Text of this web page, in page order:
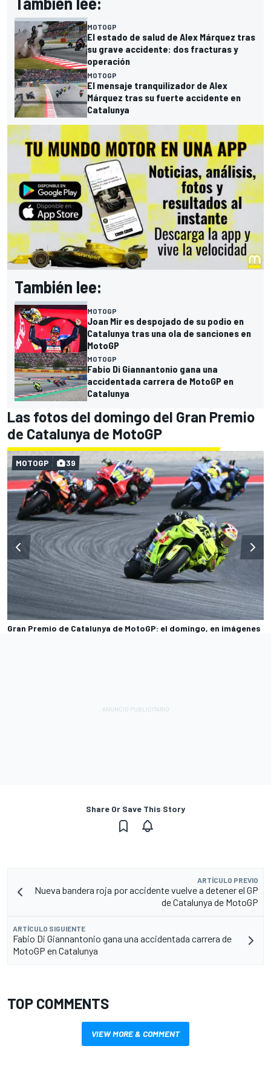
MOTOGP
El estado de salud de Alex Márquez tras
su grave accidente: dos fracturas y
operación
MOTOGP
El mensaje tranquilizador de Alex
Márquez tras su fuerte accidente en
Catalunya
También lee:
MOTOGP
Joan Mir es despojado de su podio en
Catalunya tras una ola de sanciones en
MotoGP
MOTOGP
Fabio Di Giannantonio gana una
accidentada carrera de MotoGP en
Catalunya
Las fotos del domingo del Gran Premio
de Catalunya de MotoGP
Gran Premio de Catalunya de MotoGP: el domingo, en imágenes
MOTOGP 39
Share Or Save This Story
ARTÍCULO PREVIO
Nueva bandera roja por accidente vuelve a detener el GP
de Catalunya de MotoGP
ARTÍCULO SIGUIENTE
Fabio Di Giannantonio gana una accidentada carrera de
MotoGP en Catalunya
TOP COMMENTS
VIEW MORE & COMMENT